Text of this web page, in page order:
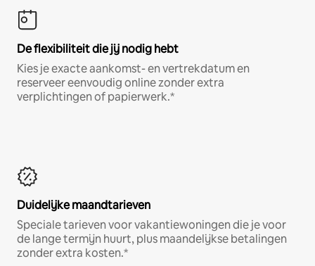
De flexibiliteit die jij nodig hebt
Kies je exacte aankomst- en vertrekdatum en
reserveer eenvoudig online zonder extra
verplichtingen of papierwerk.*
Duidelijke maandtarieven
Speciale tarieven voor vakantiewoningen die je voor
de lange termijn huurt, plus maandelijkse betalingen
zonder extra kosten.*